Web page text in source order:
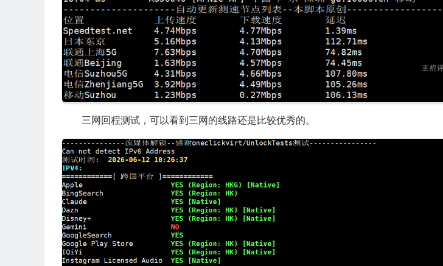
三网回程测试，可以看到三网的线路还是比较优秀的。